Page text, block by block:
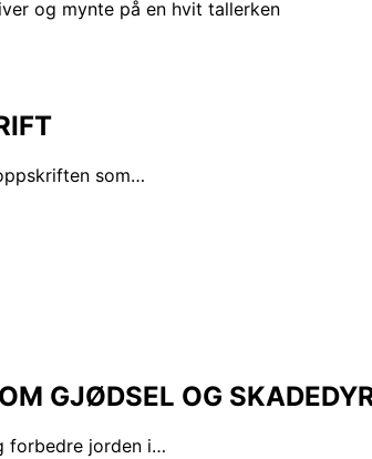
som…
GJØDSEL OG
forbedre jorden i…